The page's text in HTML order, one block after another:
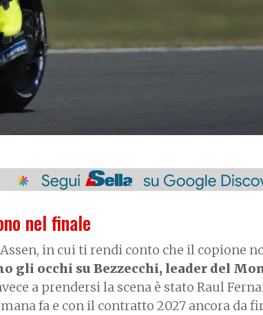
nel finale
in cui ti rendi conto che il copione
gli occhi su Bezzecchi, leader del
a prendersi la scena è stato Raul
fa e con il contratto 2027 ancora da